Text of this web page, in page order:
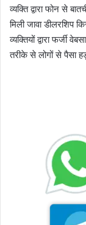
व्यक्ति द्वारा फोन से
मिली जावा डीलरशिप
व्यक्तियों द्वारा फर्जी
तरीके से लोगों से पैसा